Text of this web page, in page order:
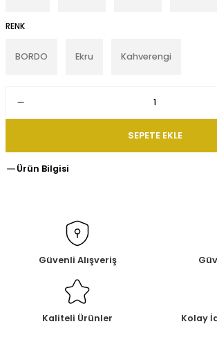
RENK
BORDO Ekru Kahverengi
SEPETE EKLE
Ürün Bilgisi
Güvenli Alışveriş
Kaliteli Ürünler Kolay